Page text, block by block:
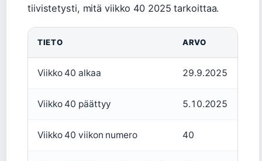
tiivistetysti, mitä viikko 40 2025 tarkoittaa.
TIETO ARVO
Viikko 40 alkaa 29.9.2025
Viikko 40 päättyy 5.10.2025
Viikko 40 viikon numero 40